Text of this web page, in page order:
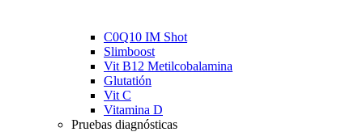
C0Q10 IM Shot
Slimboost
Vit B12 Metilcobalamina
Glutatión
Vit C
Vitamina D
Pruebas diagnósticas